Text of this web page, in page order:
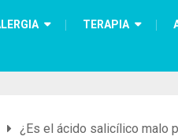
TERAPIA
¿Es el ácido salicílico malo